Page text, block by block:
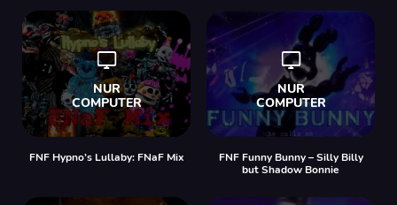
FNF Hypno’s Lullaby: FNaF Mix
FNF Funny Bunny – Silly Billy
but Shadow Bonnie